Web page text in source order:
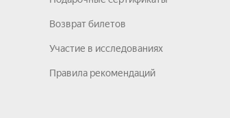
Возврат билетов
Участие в исследованиях
Правила рекомендаций